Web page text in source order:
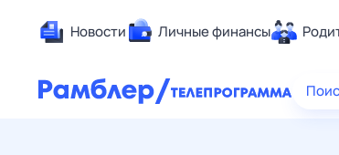
Новости Личные финансы